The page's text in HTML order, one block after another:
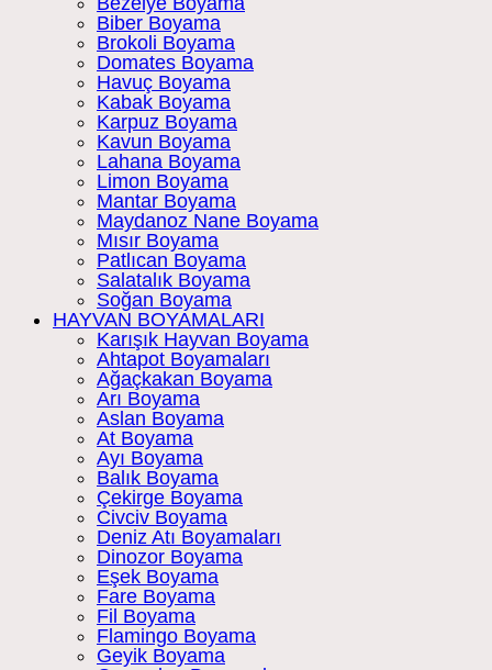
Biber Boyama
Brokoli Boyama
Domates Boyama
Havuç Boyama
Kabak Boyama
Karpuz Boyama
Kavun Boyama
Lahana Boyama
Limon Boyama
Mantar Boyama
Maydanoz Nane Boyama
Mısır Boyama
Patlıcan Boyama
Salatalık Boyama
Soğan Boyama
HAYVAN BOYAMALARI
Karışık Hayvan Boyama
Ahtapot Boyamaları
Ağaçkakan Boyama
Arı Boyama
Aslan Boyama
At Boyama
Ayı Boyama
Balık Boyama
Çekirge Boyama
Civciv Boyama
Deniz Atı Boyamaları
Dinozor Boyama
Eşek Boyama
Fare Boyama
Fil Boyama
Flamingo Boyama
Geyik Boyama